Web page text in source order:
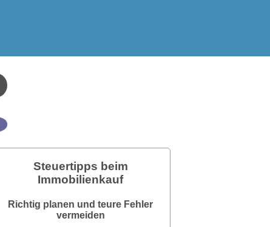
Steuertipps beim
Immobilienkauf
Richtig planen und teure Fehler
vermeiden